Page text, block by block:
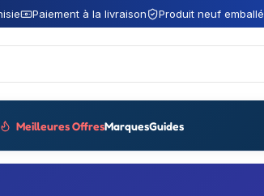
Paiement à la livraison Produit neuf emballé
Meilleures OffresMarquesGuides